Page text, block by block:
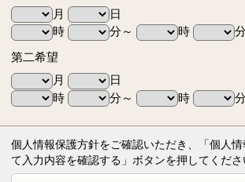
月
日
時
分～ 時
第二希望
月
日
時
分～ 時
個人情報保護方針をご確認いただき、「個人
て入力内容を確認する」ボタンを押してくださ